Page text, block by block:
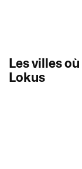
Les villes
Lokus